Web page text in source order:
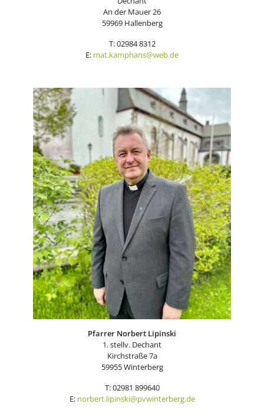
An der Mauer 26
59969 Hallenberg
T: 02984 8312
E: mat.kamphans@web.de
Pfarrer Norbert Lipinski
1. stellv. Dechant
Kirchstraße 7a
59955 Winterberg
T: 02981 899640
E: norbert.lipinski@pvwinterberg.de